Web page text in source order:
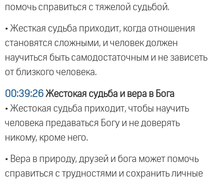
помочь справиться с тяжелой судьбой.
• Жесткая судьба приходит, когда отношения
становятся сложными, и человек должен
научиться быть самодостаточным и не зависеть
от близкого человека.
00:39:26 Жестокая судьба и вера в Бога
• Жестокая судьба приходит, чтобы научить
человека предаваться Богу и не доверять
никому, кроме него.
• Вера в природу, друзей и бога может помочь
справиться с трудностями и сохранить личные